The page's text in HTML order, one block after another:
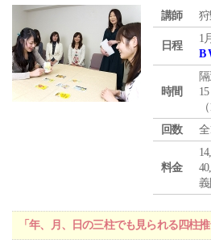
講師
日程
1
B
時間
回数
全
料金
義
「年、月、日の三柱でも見られる四